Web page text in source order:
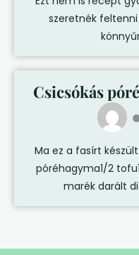
szeretnék
Csicsókás
Ma ez a fasírt
póréhagyma1/2
marék darált